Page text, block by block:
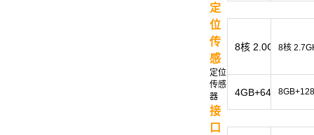
定
位
传
感
定位
传感
器
接
口
8核 2.0GHz
4GB+64GB（兼
8核